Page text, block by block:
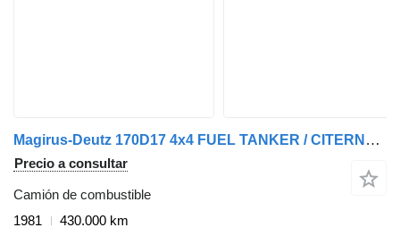
Magirus-Deutz 170D17 4x4 FUEL TANKER / CITERNE MAZOUT - 12.000L - 5 COMPARTIME
Precio a consultar
Camión de combustible
1981
430.000 km